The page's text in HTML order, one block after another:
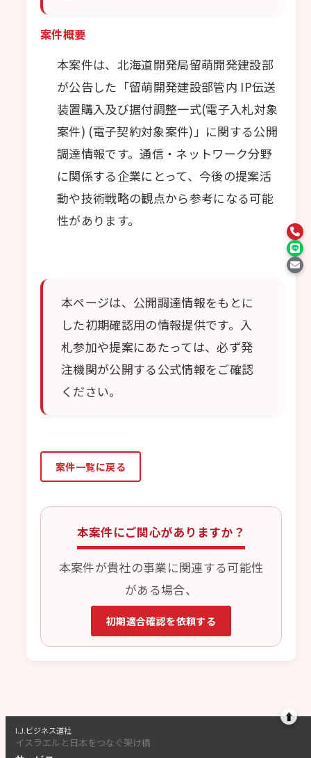
案件概要
本案件は、北海道開発局留萌開発建設部
が公告した「留萌開発建設部管内 IP伝送
装置購入及び据付調整一式(電子入札対象
案件) (電子契約対象案件)」に関する公開
調達情報です。通信・ネットワーク分野
に関係する企業にとって、今後の提案活
動や技術戦略の観点から参考になる可能
性があります。
本ページは、公開調達情報をもとに
した初期確認用の情報提供です。入
札参加や提案にあたっては、必ず発
注機関が公開する公式情報をご確認
ください。
案件一覧に戻る
本案件にご関心がありますか？
本案件が貴社の事業に関連する可能性
がある場合、
初期適合確認を依頼する
⬆
I.J.ビジネス道社
イスラエルと日本をつなぐ架け橋